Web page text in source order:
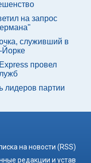
на запрос
служивший в
Йорке
провел
лидеров партии
на новости (RSS)
редакции и устав